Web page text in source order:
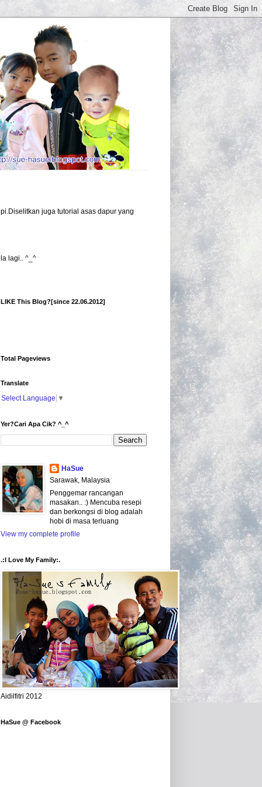
juga tutorial asas dapur yang
lagi.. ^_^
LIKE This Blog?[since 22.06.2012]
Total Pageviews
Translate
Select Language ▼
Yer?Cari Apa Cik? ^_^
HaSue
Sarawak, Malaysia
Penggemar rancangan
masakan.. :) Mencuba resepi
dan berkongsi di blog adalah
hobi di masa terluang
View my complete profile
.:I Love My Family:.
Aidilfitri 2012
HaSue @ Facebook